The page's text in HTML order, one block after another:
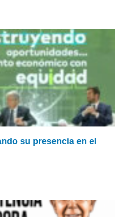
su presencia en el